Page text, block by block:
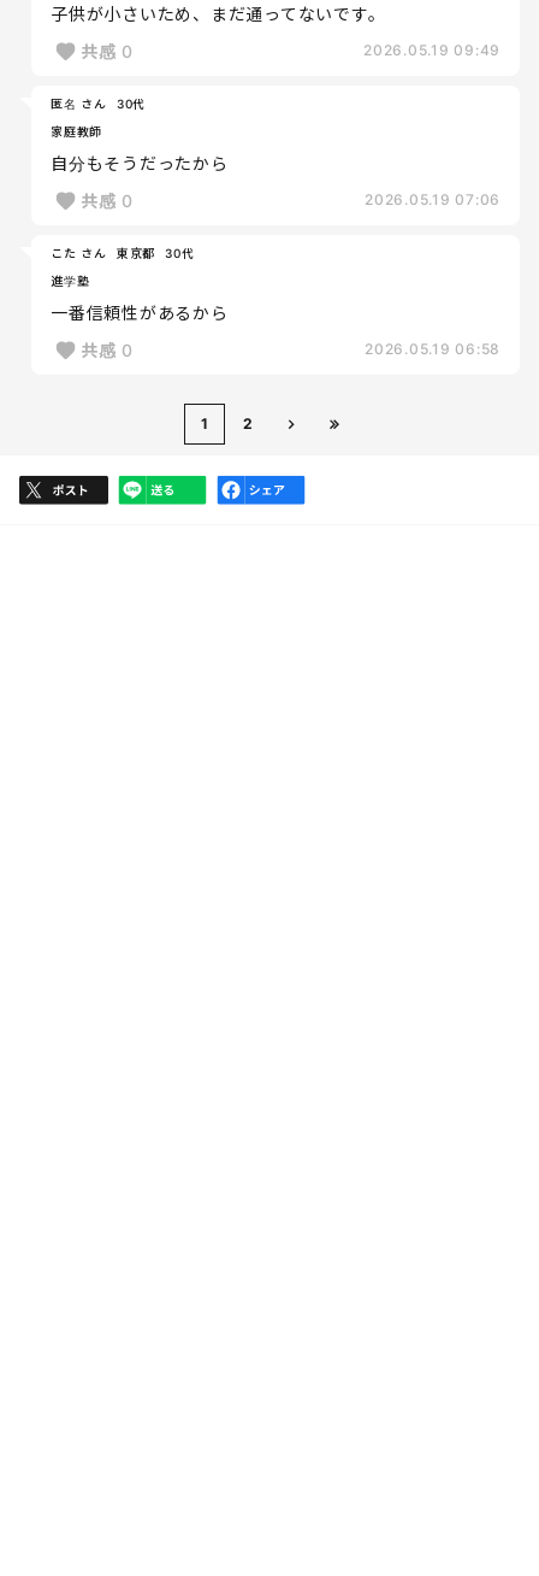
子供が小さいため、まだ通ってないです。
共感 0 2026.05.19 09:49
匿名 さん
30代
家庭教師
自分もそうだったから
共感 0 2026.05.19 07:06
こた さん 東京都
30代
進学塾
一番信頼性があるから
共感 0 2026.05.19 06:58
1 2